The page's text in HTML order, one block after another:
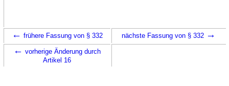
← frühere Fassung von § 332 nächste Fassung von § 332 →
← vorherige Änderung durch
Artikel 16